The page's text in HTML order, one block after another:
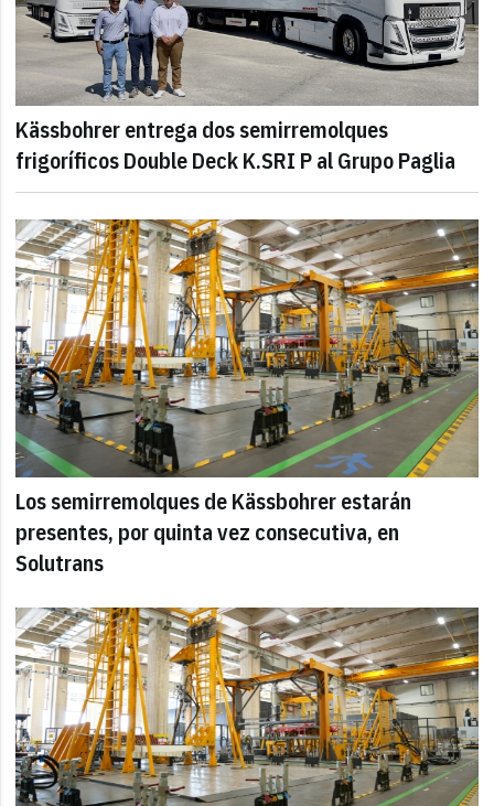
Kässbohrer entrega dos semirremolques
frigoríficos Double Deck K.SRI P al Grupo Paglia
Los semirremolques de Kässbohrer estarán
presentes, por quinta vez consecutiva, en
Solutrans